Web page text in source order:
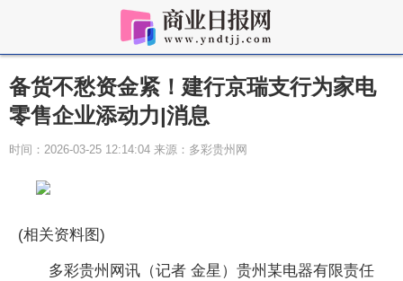
备货不愁资金紧！建行京瑞支行为家电
零售企业添动力|消息
时间：2026-03-25 12:14:04 来源：多彩贵州网
(相关资料图)
多彩贵州网讯（记者 金星）贵州某电器有限责任